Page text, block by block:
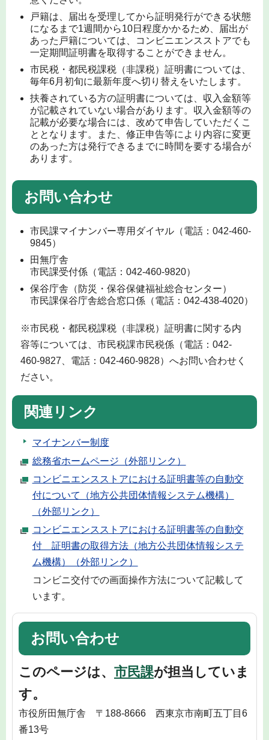
戸籍は、届出を受理してから証明発行ができる状態
になるまで1週間から10日程度かかるため、届出が
あった戸籍については、コンビニエンスストアでも
一定期間証明書を取得することができません。
市民税・都民税課税（非課税）証明書については、
毎年6月初旬に最新年度へ切り替えをいたします。
扶養されている方の証明書については、収入金額等
が記載されていない場合があります。収入金額等の
記載が必要な場合には、改めて申告していただくこ
ととなります。また、修正申告等により内容に変更
のあった方は発行できるまでに時間を要する場合が
あります。
お問い合わせ
市民課マイナンバー専用ダイヤル（電話：042-460-
9845）
田無庁舎
市民課受付係（電話：042-460-9820）
保谷庁舎（防災・保谷保健福祉総合センター）
市民課保谷庁舎総合窓口係（電話：042-438-4020）
※市民税・都民税課税（非課税）証明書に関する内
容等については、市民税課市民税係（電話：042-
460-9827、電話：042-460-9828）へお問い合わせく
ださい。
関連リンク
マイナンバー制度
総務省ホームページ（外部リンク）
コンビニエンスストアにおける証明書等の自動交
付について（地方公共団体情報システム機構）
（外部リンク）
コンビニエンスストアにおける証明書等の自動交
付 証明書の取得方法（地方公共団体情報システ
ム機構）（外部リンク）
コンビニ交付での画面操作方法について記載して
います。
お問い合わせ
このページは、 市民課が担当していま
す。
市役所田無庁舎 〒188-8666 西東京市南町五丁目6
番13号